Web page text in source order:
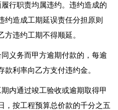
行职责均属违约。违约造成的
约造成工期延误责任分担原则
方违约工期不得顺延。
义务而甲方逾期付款的，每逾
利率向乙方支付违约金。
内通过竣工验收或逾期取得甲
，按工程预算总价款的千分之五